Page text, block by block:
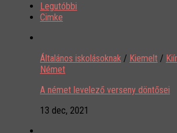
Legutóbbi
Cimke
Általános iskolásoknak / Kiemelt /
Német
A német levelező verseny döntősei
13 dec, 2021